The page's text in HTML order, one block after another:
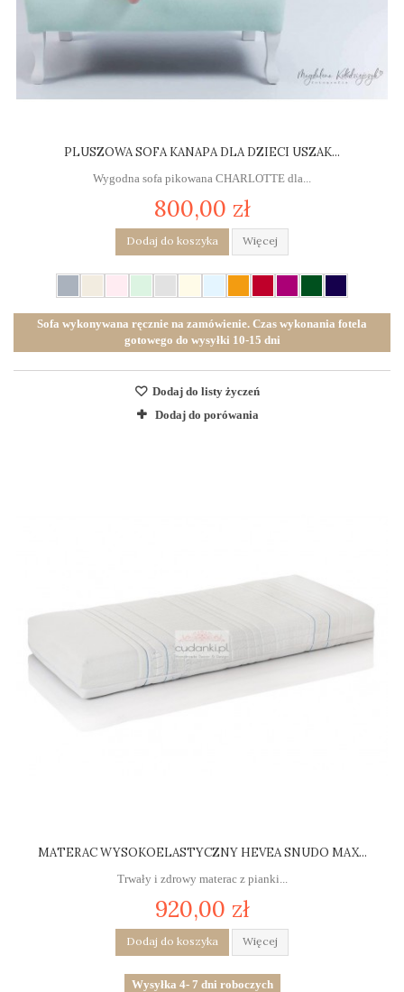
PLUSZOWA SOFA KANAPA DLA DZIECI USZAK...
Wygodna sofa pikowana CHARLOTTE dla...
800,00 zł
Dodaj do koszyka Więcej
Sofa wykonywana ręcznie na zamówienie. Czas wykonania fotela
gotowego do wysyłki 10-15 dni
Dodaj do listy życzeń
Dodaj do porówania
MATERAC WYSOKOELASTYCZNY HEVEA SNUDO MAX...
Trwały i zdrowy materac z pianki...
920,00 zł
Dodaj do koszyka Więcej
Wysyłka 4- 7 dni roboczych